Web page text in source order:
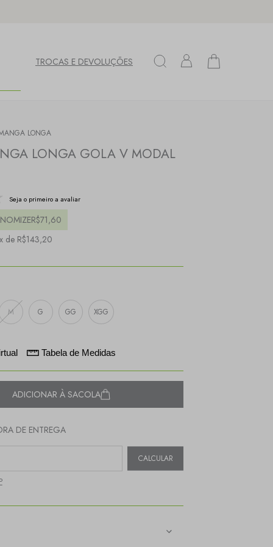
TROCAS E DEVOLUÇÕES
LONGA
LONGA GOLA V MODAL
Seja o primeiro a avaliar
R$71,60
de R$143,20
M G GG XGG
Tabela de Medidas
ADICIONAR À SACOLA
DE ENTREGA
CALCULAR